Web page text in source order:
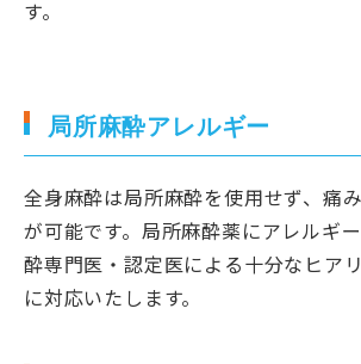
す。
局所麻酔アレルギー
全身麻酔は局所麻酔を使用せず、痛
が可能です。局所麻酔薬にアレルギ
酔専門医・認定医による十分なヒア
に対応いたします。